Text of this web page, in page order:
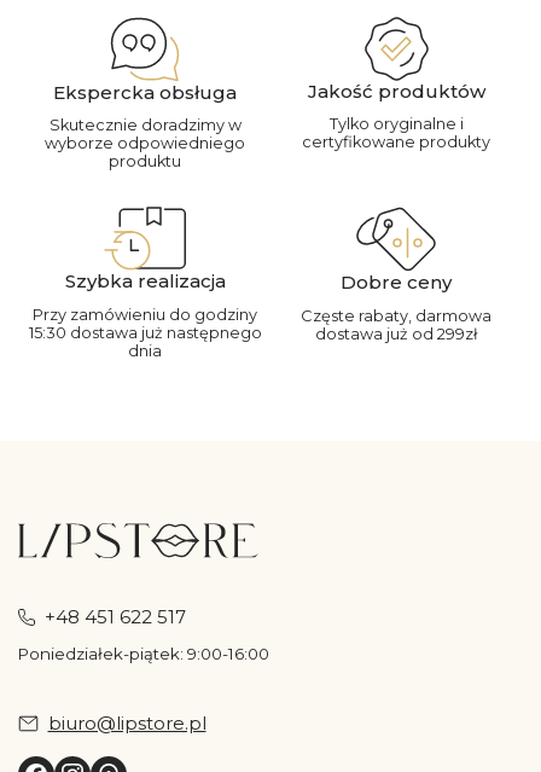
Ekspercka obsługa
Skutecznie doradzimy w
wyborze odpowiedniego
produktu
Jakość produktów
Tylko oryginalne i
certyfikowane produkty
Szybka realizacja
Przy zamówieniu do godziny
15:30 dostawa już następnego
dnia
Dobre ceny
Częste rabaty, darmowa
dostawa już od 299zł
+48 451 622 517
Poniedziałek-piątek: 9:00-16:00
biuro@lipstore.pl